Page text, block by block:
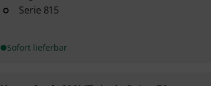
Serie 815
Sofort lieferbar